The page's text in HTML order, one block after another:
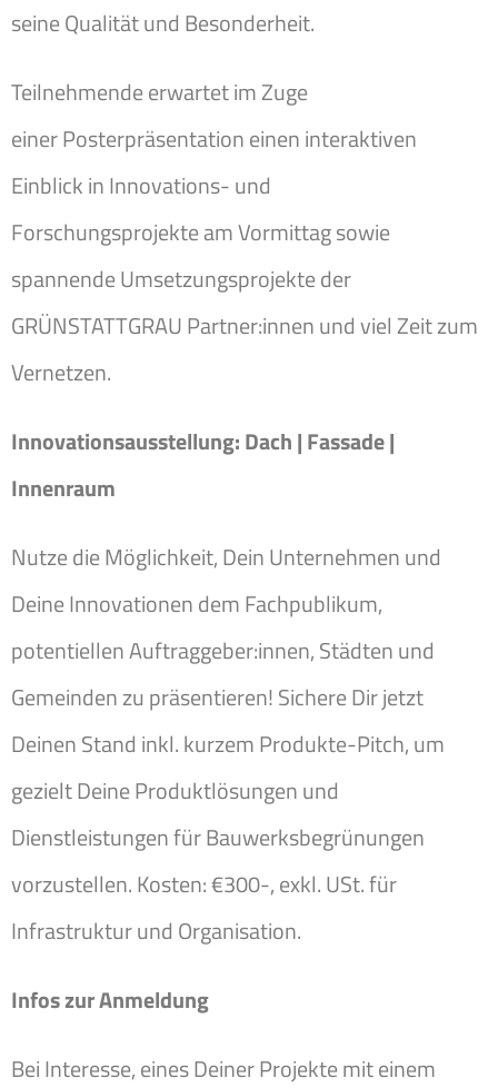
seine Qualität und Besonderheit.
Teilnehmende erwartet im Zuge
einer Posterpräsentation einen interaktiven
Einblick in Innovations- und
Forschungsprojekte am Vormittag sowie
spannende Umsetzungsprojekte der
GRÜNSTATTGRAU Partner:innen und viel Zeit zum
Vernetzen.
Innovationsausstellung: Dach | Fassade |
Innenraum
Nutze die Möglichkeit, Dein Unternehmen und
Deine Innovationen dem Fachpublikum,
potentiellen Auftraggeber:innen, Städten und
Gemeinden zu präsentieren! Sichere Dir jetzt
Deinen Stand inkl. kurzem Produkte-Pitch, um
gezielt Deine Produktlösungen und
Dienstleistungen für Bauwerksbegrünungen
vorzustellen. Kosten: €300-, exkl. USt. für
Infrastruktur und Organisation.
Infos zur Anmeldung
Bei Interesse, eines Deiner Projekte mit einem